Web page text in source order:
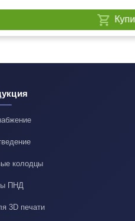
колодцы
ПНД
3D печати